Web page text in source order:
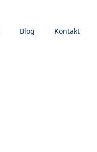
Blog Kontakt